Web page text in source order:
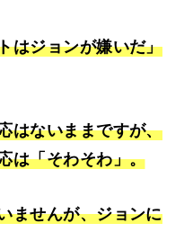
はジョンが嫌いだ」
はないままですが、
は「そわそわ」。
ませんが、ジョンに